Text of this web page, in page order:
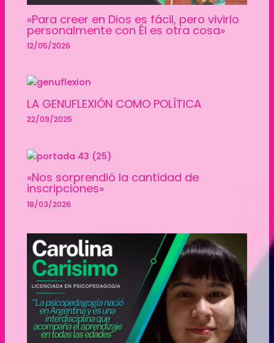
«Para creer en Dios es fácil, pero vivirlo
personalmente con Él es otra cosa»
12/05/2026
LA GENUFLEXIÓN COMO POLÍTICA
22/09/2025
«Nos sorprendió la cantidad de
inscripciones»
18/03/2026